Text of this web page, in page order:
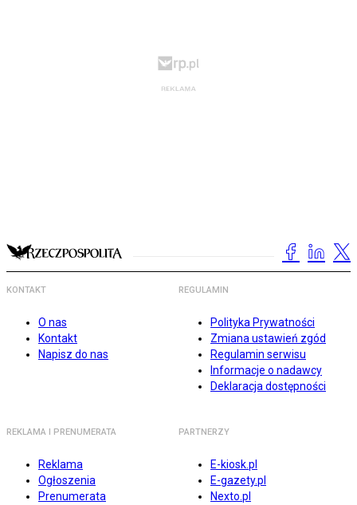
KONTAKT
O nas
Kontakt
Napisz do nas
REGULAMIN
Polityka Prywatności
Zmiana ustawień zgód
Regulamin serwisu
Informacje o nadawcy
Deklaracja dostępności
REKLAMA I PRENUMERATA
Reklama
Ogłoszenia
Prenumerata
PARTNERZY
E-kiosk.pl
E-gazety.pl
Nexto.pl